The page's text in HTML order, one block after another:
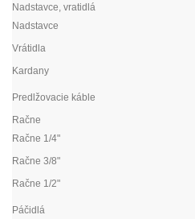
Nadstavce, vratidlá
Nadstavce
Vrátidla
Kardany
Predlžovacie káble
Račne
Račne 1/4"
Račne 3/8"
Račne 1/2"
Páčidlá